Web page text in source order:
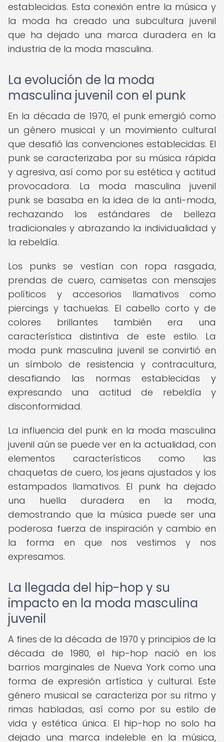
establecidas. Esta conexión entre la música y
la moda ha creado una subcultura juvenil
que ha dejado una marca duradera en la
industria de la moda masculina.
La evolución de la moda
masculina juvenil con el punk
En la década de 1970, el punk emergió como
un género musical y un movimiento cultural
que desafió las convenciones establecidas. El
punk se caracterizaba por su música rápida
y agresiva, así como por su estética y actitud
provocadora. La moda masculina juvenil
punk se basaba en la idea de la anti-moda,
rechazando los estándares de belleza
tradicionales y abrazando la individualidad y
la rebeldía.
Los punks se vestían con ropa rasgada,
prendas de cuero, camisetas con mensajes
políticos y accesorios llamativos como
piercings y tachuelas. El cabello corto y de
colores brillantes también era una
característica distintiva de este estilo. La
moda punk masculina juvenil se convirtió en
un símbolo de resistencia y contracultura,
desafiando las normas establecidas y
expresando una actitud de rebeldía y
disconformidad.
La influencia del punk en la moda masculina
juvenil aún se puede ver en la actualidad, con
elementos característicos como las
chaquetas de cuero, los jeans ajustados y los
estampados llamativos. El punk ha dejado
una huella duradera en la moda,
demostrando que la música puede ser una
poderosa fuerza de inspiración y cambio en
la forma en que nos vestimos y nos
expresamos.
La llegada del hip-hop y su
impacto en la moda masculina
juvenil
A fines de la década de 1970 y principios de la
década de 1980, el hip-hop nació en los
barrios marginales de Nueva York como una
forma de expresión artística y cultural. Este
género musical se caracteriza por su ritmo y
rimas habladas, así como por su estilo de
vida y estética única. El hip-hop no solo ha
dejado una marca indeleble en la música,